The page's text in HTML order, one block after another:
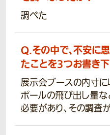
調べた
Q.その中で、不安に
たことを3つお書き下
展示会ブースの内寸に
ポールの飛び出し量
必要があり、その調査